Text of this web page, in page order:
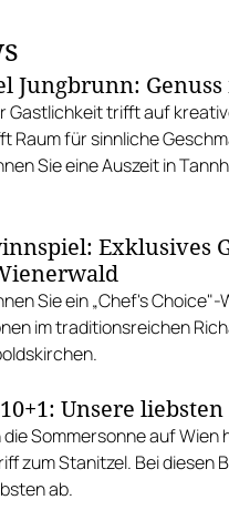
Jungbrunn:
Gastlichkeit trifft auf
Raum für sinnliche
Sie eine Auszeit in
Exklusives
Sie ein „Chef's
im traditionsreichen
Unsere
die Sommersonne auf
zum Stanitzel. Bei diesen
ab.